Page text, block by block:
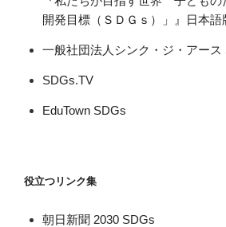
開発目標（ＳＤＧｓ）」』日本語
一般社団法人シンク・ジ・アース
SDGs.TV
EduTown SDGs
役立つリンク集
朝日新聞 2030 SDGs